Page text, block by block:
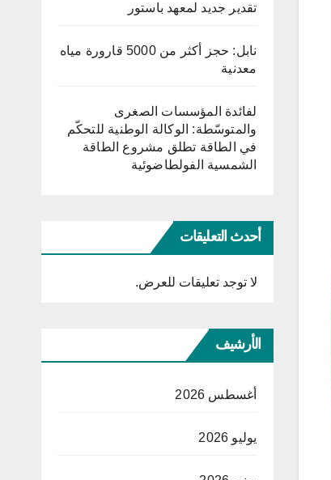
تقدير جديد لمعهد باستور
نابل: حجز أكثر من 5000 قارورة مياه
معدنية
لفائدة المؤسسات الصغرى
والمتوسّطة: الوكالة الوطنية للتحكّم
في الطاقة تطلق مشروع الطاقة
الشمسية الفولطاضوئية
أحدث التعليقات
لا توجد تعليقات للعرض.
الأرشيف
أغسطس 2026
يوليو 2026